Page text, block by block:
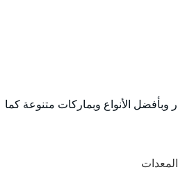
الأنواع وبماركات متنوعة كما